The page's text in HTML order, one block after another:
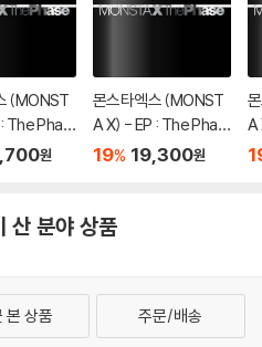
(MONST
The Phas
원
몬스타엑스 (MONST
A X) - EP : The Phas
e [PHASE ver.]
19% 19,300원
A
e
산 분야 상품
본 상품 주문/배송